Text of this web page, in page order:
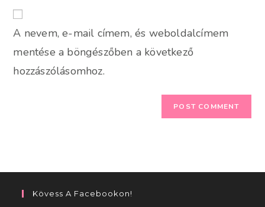
URL
(optional)
A nevem, e-mail címem, és weboldalcímem
mentése a böngészőben a következő
hozzászólásomhoz.
Kövess A Facebookon!